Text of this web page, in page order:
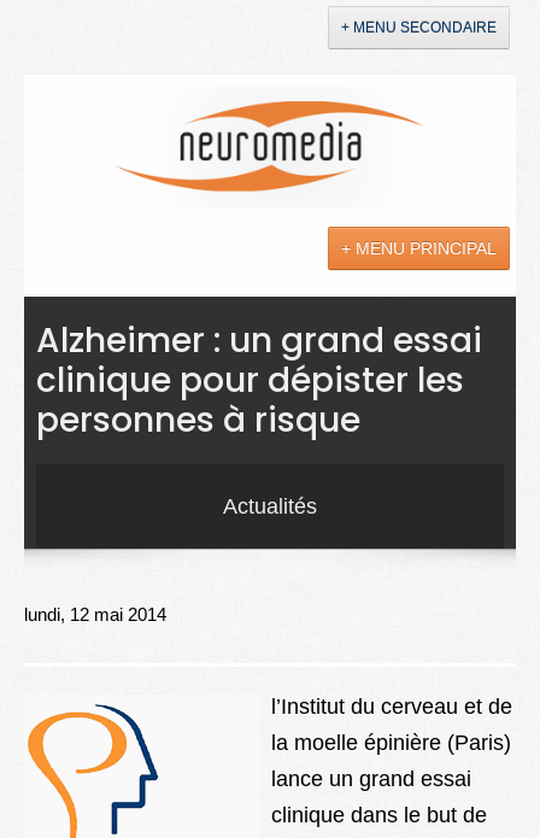
+ MENU SECONDAIRE
+ MENU PRINCIPAL
Actualités
Sciences
Maladies
Better Health
Alzheimer : un grand essai
clinique pour dépister les
personnes à risque
Actualités
lundi, 12 mai 2014
l’Institut du cerveau et de
la moelle épinière (Paris)
lance un grand essai
clinique dans le but de